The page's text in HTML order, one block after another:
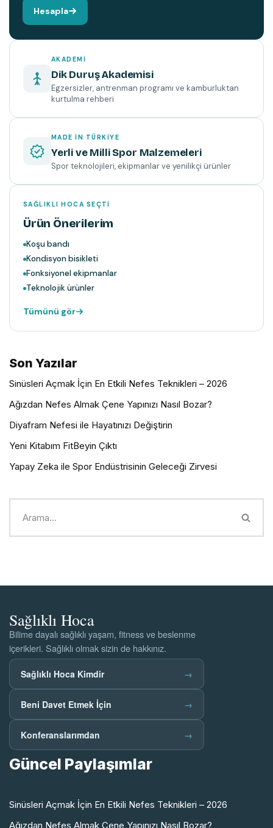
Hesapla
AKADEMI
Dik Duruş Akademisi
Egzersizler, antrenman programı ve kamburluktan
kurtulma rehberi
MADE IN TÜRKIYE
Yerli ve Milli Spor Malzemeleri
Spor teknolojileri, ekipmanlar ve yenilikçi ürünler
SAĞLIKLI HOCA SEÇTI
Ürün Önerilerim
Koşu bandı
Kondisyon bisikleti
Fonksiyonel ekipmanlar
Teknolojik ürünler
Tümünü gör
Son Yazılar
Sinüsleri Açmak İçin En Etkili Nefes Teknikleri – 2026
Ağızdan Nefes Almak Çene Yapınızı Nasıl Bozar?
Diyafram Nefesi ile Hayatınızı Değiştirin
Yeni Kitabım FitBeyin Çıktı
Yapay Zeka ile Spor Endüstrisinin Geleceği Zirvesi
Sağlıklı Hoca
Bilime dayalı sağlıklı yaşam, fitness ve beslenme
içerikleri. Sağlıklı olmak sizin de hakkınız.
Sağlıklı Hoca Kimdir →
Beni Davet Etmek İçin →
Konferanslarımdan →
Güncel Paylaşımlar
Sinüsleri Açmak İçin En Etkili Nefes Teknikleri – 2026
Ağızdan Nefes Almak Çene Yapınızı Nasıl Bozar?